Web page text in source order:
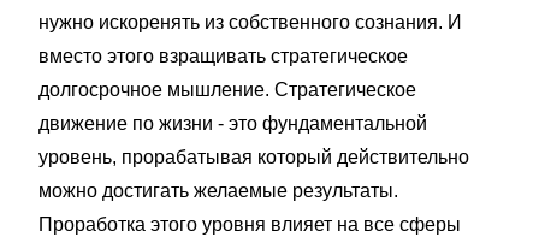
нужно искоренять из собственного сознания. И
вместо этого взращивать стратегическое
долгосрочное мышление. Стратегическое
движение по жизни - это фундаментальной
уровень, прорабатывая который действительно
можно достигать желаемые результаты.
Проработка этого уровня влияет на все сферы